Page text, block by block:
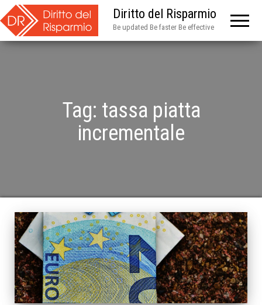
Diritto del Risparmio
Be updated Be faster Be effective
Tag: tassa piatta
incrementale